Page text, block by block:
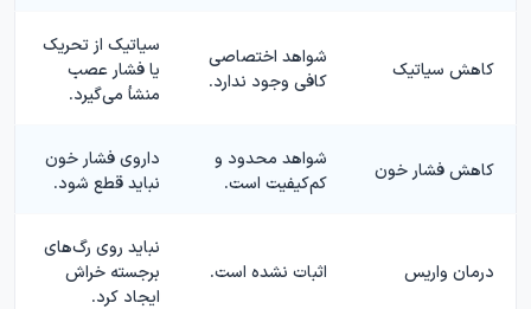
کاهش سیاتیک
شواهد اختصاصی
کافی وجود ندارد.
سیاتیک از تحریک
یا فشار عصب
منشأ می‌گیرد.
کاهش فشار خون
شواهد محدود و
کم‌کیفیت است.
داروی فشار خون
نباید قطع شود.
درمان واریس اثبات نشده است.
نباید روی رگ‌های
برجسته خراش
ایجاد کرد.